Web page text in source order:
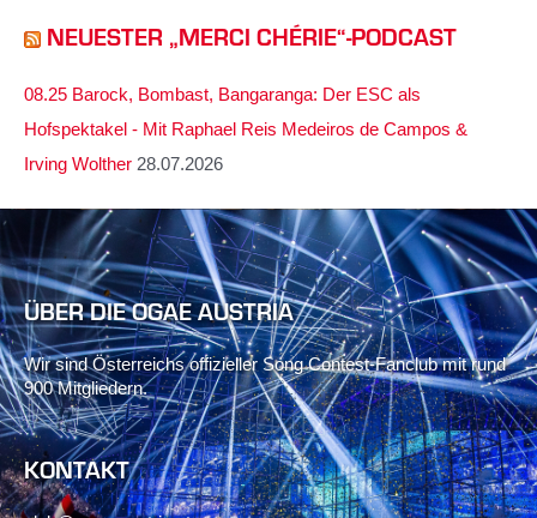
NEUESTER „MERCI CHÉRIE“-PODCAST
08.25 Barock, Bombast, Bangaranga: Der ESC als
Hofspektakel - Mit Raphael Reis Medeiros de Campos &
Irving Wolther 28.07.2026
ÜBER DIE OGAE AUSTRIA
Wir sind Österreichs offizieller Song Contest-Fanclub mit rund
900 Mitgliedern.
KONTAKT